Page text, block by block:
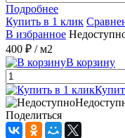
Подробнее
Купить в 1 клик
В избранное
400 ₽ / м2
В корзину
Поделиться